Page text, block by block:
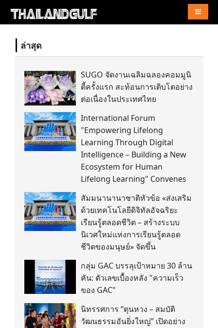
ล่าสุด
SUGO จัดงานเฉลิมฉลองคอมมูนิ
ตี้ครั้งแรก สะท้อนการเติบโตอย่าง
ต่อเนื่องในประเทศไทย
International Forum
"Empowering Lifelong
Learning Through Digital
Intelligence – Building a New
Ecosystem for Human
Lifelong Learning" Convenes
สัมมนานานาชาติหัวข้อ «ส่งเสริม
ด้วยเทคโนโลยีดิจิทัลอัจฉริยะ
เรียนรู้ตลอดชีวิต – สร้างระบบ
นิเวศใหม่แห่งการเรียนรู้ตลอด
ชีวิตของมนุษย์» จัดขึ้น
กลุ่ม GAC บรรลุเป้าหมาย 30 ล้าน
คัน: ตัวเลขเบื้องหลัง "ความเร็ว
ของ GAC"
นิทรรศการ “ตุนหวง – สมบัติ
วัฒนธรรมอันยิ่งใหญ่” เปิดอย่าง